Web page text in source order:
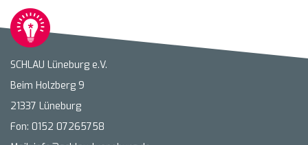
SCHLAU Lüneburg e.V.
Beim Holzberg 9
21337 Lüneburg
Fon: 0152 07265758